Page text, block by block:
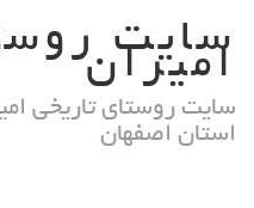
contentسایت
امیران
سایت روستای تاریخی
استان اصفهان